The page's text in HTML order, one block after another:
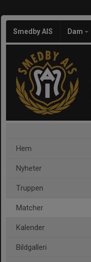
Smedby AIS Dam
Hem
Nyheter
Truppen
Matcher
Kalender
Bildgalleri